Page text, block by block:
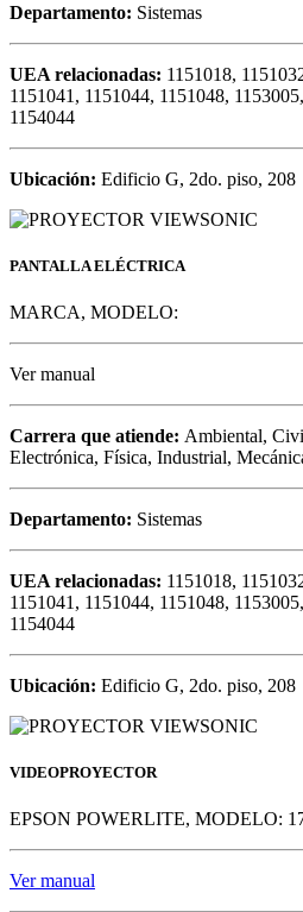
Departamento: Sistemas
UEA relacionadas: 1151018,
1151041, 1151044, 1151048,
1154044
Ubicación: Edificio G, 2do. piso, 208
PANTALLA ELÉCTRICA
MARCA, MODELO:
Ver manual
Carrera que atiende: Ambiental,
Electrónica, Física, Industrial,
Departamento: Sistemas
UEA relacionadas: 1151018,
1151041, 1151044, 1151048,
1154044
Ubicación: Edificio G, 2do. piso, 208
VIDEOPROYECTOR
EPSON POWERLITE, MODELO:
Ver manual